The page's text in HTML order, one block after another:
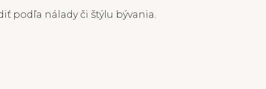
podľa nálady či štýlu bývania.